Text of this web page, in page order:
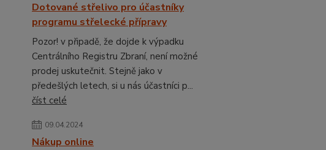
Dotované střelivo pro účastníky
programu střelecké přípravy
Pozor! v připadě, že dojde k výpadku
Centrálního Registru Zbraní, není možné
prodej uskutečnit. Stejně jako v
předešlých letech, si u nás účastníci p...
číst celé
09.04.2024
Nákup online